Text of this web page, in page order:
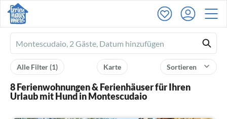
Ferienhausmiete
logo
Sortieren
Karte
Alle Filter(1)
8 Ferienwohnungen & Ferienhäuser für Ihren
Urlaub mit Hund in Montescudaio